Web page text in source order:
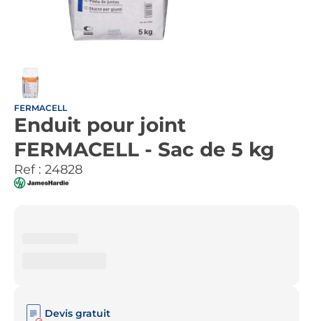
FERMACELL
Enduit pour joint
FERMACELL - Sac de 5 kg
Ref : 24828
Devis gratuit